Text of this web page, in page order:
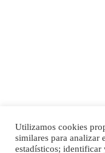
SHIBA PERDIDO AVDA
PERRO MACHO RAZA
Utilizamos cookies
similares para analizar
estadísticos; identificar